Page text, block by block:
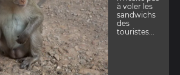
à voler les
sandwichs
des
touristes...